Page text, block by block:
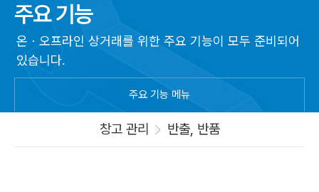
주요 기능
온ㆍ오프라인 상거래를 위한 주요 기능이 모두 준비되어
있습니다.
주요 기능 메뉴
창고 관리 반출, 반품